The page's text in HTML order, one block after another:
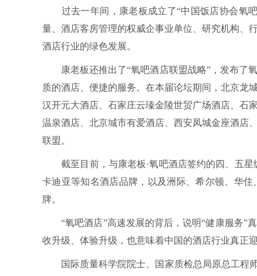
过去一年间，康老板成立了“中国饭店协会氧吧
量、酒店客房管理的权威企事业单位、研究机构、
酒店行业的绿色发展。
康老板还推出了“氧吧酒店联盟战略”，发布了
质的酒店、便捷的服务。在本届论坛期间，北京龙
汉开元大酒店、石家庄云瑧金陵世贸广场酒店、石
温泉酒店、北京城市有爱酒店、西安凤城金座酒店
联盟。
截至目前，与康老板·氧吧酒店签约的四、五星
卡迪亚等知名酒店品牌，以及洲际、希尔顿、华
牌。
“氧吧酒店”高速发展的背后，说明“健康服务”
收升级、体验升级，也意味着中国的酒店行业真正
国际质量科学院院士、国家质检总局原总工程师